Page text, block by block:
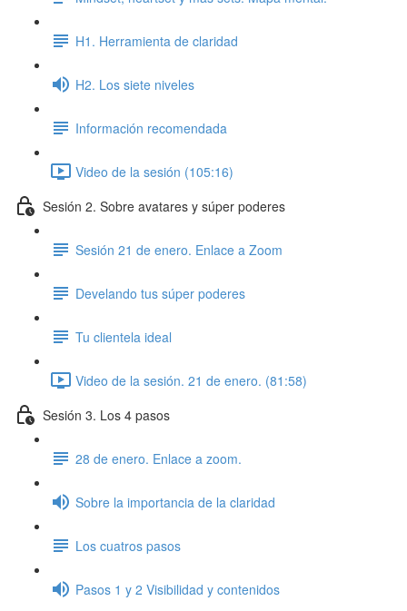
H1. Herramienta de claridad
H2. Los siete niveles
Información recomendada
Video de la sesión (105:16)
Sesión 2. Sobre avatares y súper poderes
Sesión 21 de enero. Enlace a Zoom
Develando tus súper poderes
Tu clientela ideal
Video de la sesión. 21 de enero. (81:58)
Sesión 3. Los 4 pasos
28 de enero. Enlace a zoom.
Sobre la importancia de la claridad
Los cuatros pasos
Pasos 1 y 2 Visibilidad y contenidos